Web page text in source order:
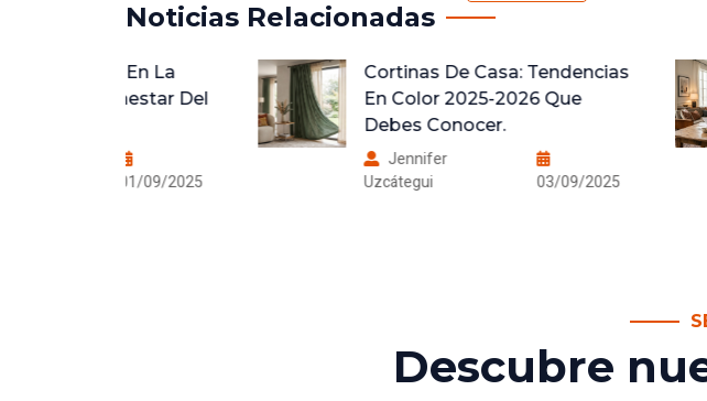
Noticias Relacionadas
Cortinas De Casa: Tendencias
En Color 2025-2026 Que
Debes Conocer.
03/09/2025
Los
De
Descubre